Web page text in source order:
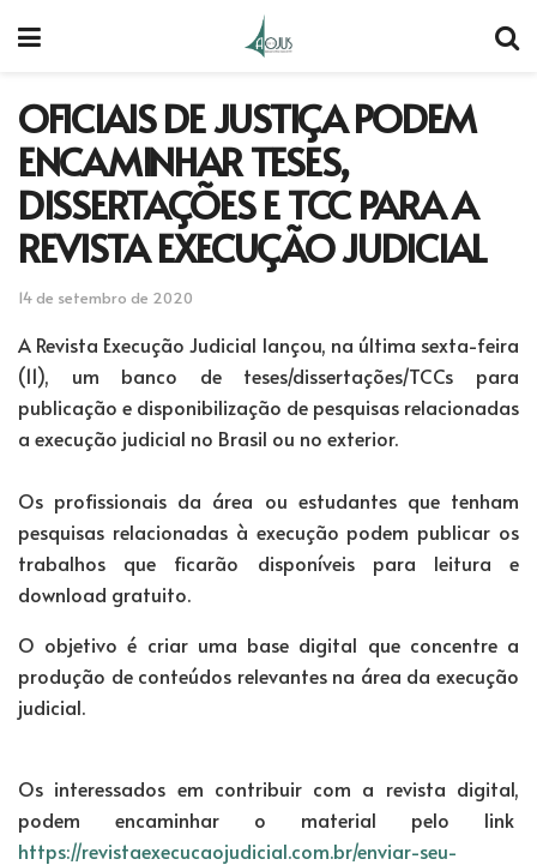
OFICIAIS DE JUSTIÇA PODEM
ENCAMINHAR TESES,
DISSERTAÇÕES E TCC PARA A
REVISTA EXECUÇÃO JUDICIAL
14 de setembro de 2020
A Revista Execução Judicial lançou, na última sexta-feira
(11), um banco de teses/dissertações/TCCs para
publicação e disponibilização de pesquisas relacionadas
a execução judicial no Brasil ou no exterior.
Os profissionais da área ou estudantes que tenham
pesquisas relacionadas à execução podem publicar os
trabalhos que ficarão disponíveis para leitura e
download gratuito.
O objetivo é criar uma base digital que concentre a
produção de conteúdos relevantes na área da execução
judicial.
Os interessados em contribuir com a revista digital,
podem encaminhar o material pelo link
https://revistaexecucaojudicial.com.br/enviar-seu-